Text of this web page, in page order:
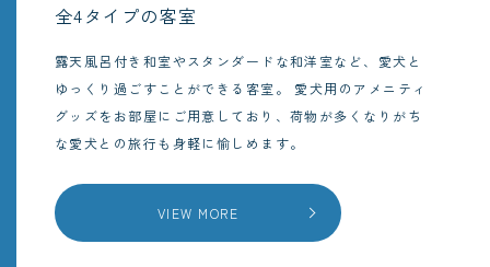
全4タイプの客室
露天風呂付き和室やスタンダードな和洋室など、愛犬と
ゆっくり過ごすことができる客室。
愛犬用のアメニティ
グッズをお部屋にご用意しており、荷物が多くなりがち
な愛犬との旅行も身軽に愉しめます。
VIEW MORE